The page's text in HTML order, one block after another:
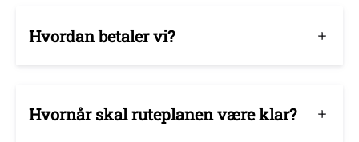
Hvordan betaler vi?
Hvornår skal ruteplanen være klar?